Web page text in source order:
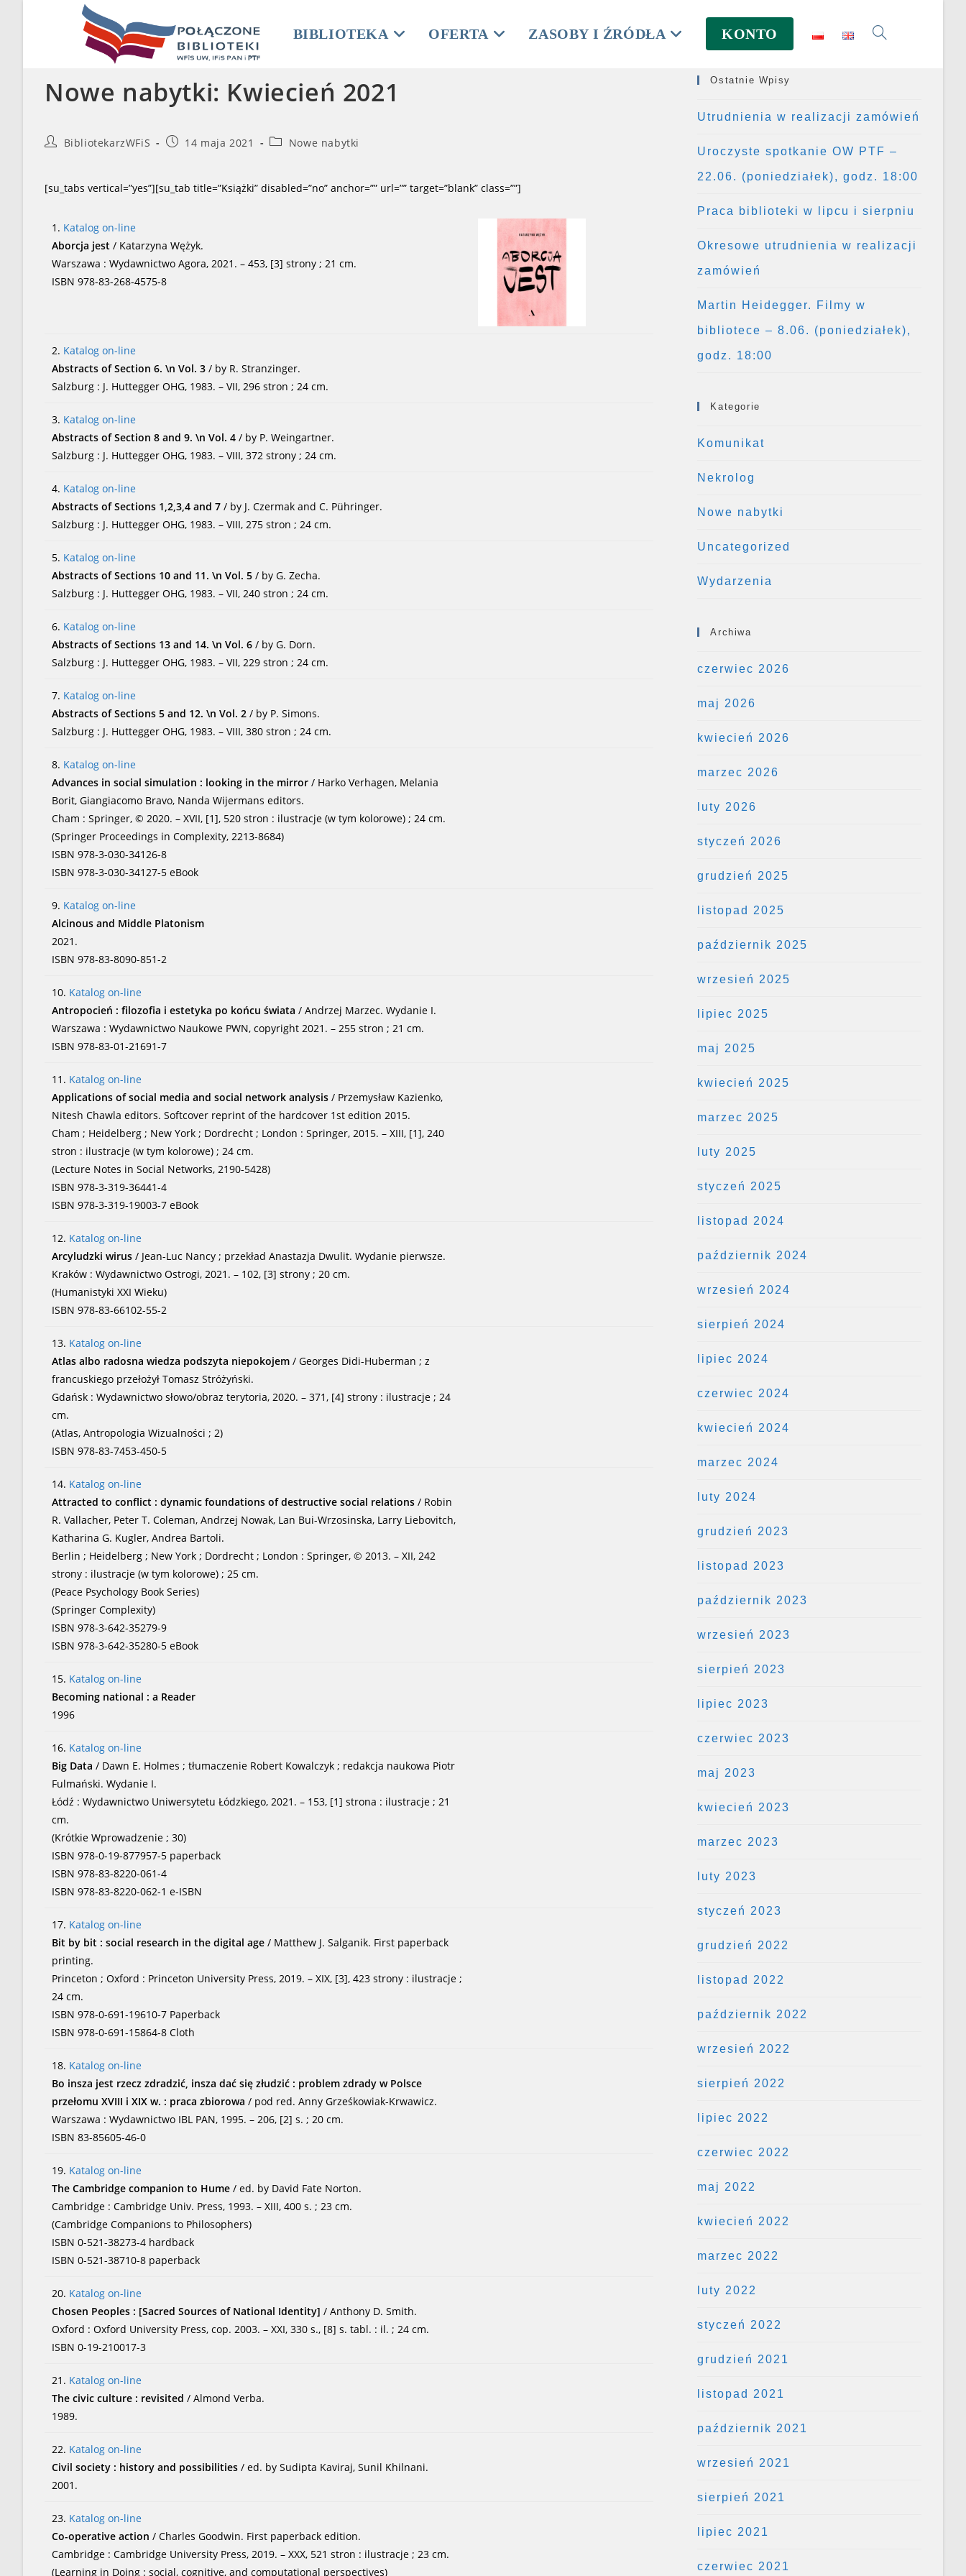
BIBLIOTEKA OFERTA ZASOBY I ŹRÓDŁA KONTO Toggle
search
Nowe nabytki: Kwiecień 2021
PostBibliotekarzWFiS
Post14 maja 2021
PostNowe nabytki
[su_tabs vertical=”yes”][su_tab title=”Książki” disabled=”no” anchor=”” url=”” target=”blank” class=””]
1. Katalog on-line
Aborcja jest / Katarzyna Wężyk.
Warszawa : Wydawnictwo Agora, 2021. – 453, [3] strony ; 21 cm.
ISBN 978-83-268-4575-8
2. Katalog on-line
Abstracts of Section 6. \n Vol. 3 / by R. Stranzinger.
Salzburg : J. Huttegger OHG, 1983. – VII, 296 stron ; 24 cm.
3. Katalog on-line
Abstracts of Section 8 and 9. \n Vol. 4 / by P. Weingartner.
Salzburg : J. Huttegger OHG, 1983. – VIII, 372 strony ; 24 cm.
4. Katalog on-line
Abstracts of Sections 1,2,3,4 and 7 / by J. Czermak and C. Pühringer.
Salzburg : J. Huttegger OHG, 1983. – VIII, 275 stron ; 24 cm.
5. Katalog on-line
Abstracts of Sections 10 and 11. \n Vol. 5 / by G. Zecha.
Salzburg : J. Huttegger OHG, 1983. – VII, 240 stron ; 24 cm.
6. Katalog on-line
Abstracts of Sections 13 and 14. \n Vol. 6 / by G. Dorn.
Salzburg : J. Huttegger OHG, 1983. – VII, 229 stron ; 24 cm.
7. Katalog on-line
Abstracts of Sections 5 and 12. \n Vol. 2 / by P. Simons.
Salzburg : J. Huttegger OHG, 1983. – VIII, 380 stron ; 24 cm.
8. Katalog on-line
Advances in social simulation : looking in the mirror / Harko Verhagen, Melania
Borit, Giangiacomo Bravo, Nanda Wijermans editors.
Cham : Springer, © 2020. – XVII, [1], 520 stron : ilustracje (w tym kolorowe) ; 24 cm.
(Springer Proceedings in Complexity, 2213-8684)
ISBN 978-3-030-34126-8
ISBN 978-3-030-34127-5 eBook
9. Katalog on-line
Alcinous and Middle Platonism
2021.
ISBN 978-83-8090-851-2
10. Katalog on-line
Antropocień : filozofia i estetyka po końcu świata / Andrzej Marzec. Wydanie I.
Warszawa : Wydawnictwo Naukowe PWN, copyright 2021. – 255 stron ; 21 cm.
ISBN 978-83-01-21691-7
11. Katalog on-line
Applications of social media and social network analysis / Przemysław Kazienko,
Nitesh Chawla editors. Softcover reprint of the hardcover 1st edition 2015.
Cham ; Heidelberg ; New York ; Dordrecht ; London : Springer, 2015. – XIII, [1], 240
stron : ilustracje (w tym kolorowe) ; 24 cm.
(Lecture Notes in Social Networks, 2190-5428)
ISBN 978-3-319-36441-4
ISBN 978-3-319-19003-7 eBook
12. Katalog on-line
Arcyludzki wirus / Jean-Luc Nancy ; przekład Anastazja Dwulit. Wydanie pierwsze.
Kraków : Wydawnictwo Ostrogi, 2021. – 102, [3] strony ; 20 cm.
(Humanistyki XXI Wieku)
ISBN 978-83-66102-55-2
13. Katalog on-line
Atlas albo radosna wiedza podszyta niepokojem / Georges Didi-Huberman ; z
francuskiego przełożył Tomasz Stróżyński.
Gdańsk : Wydawnictwo słowo/obraz terytoria, 2020. – 371, [4] strony : ilustracje ; 24
cm.
(Atlas, Antropologia Wizualności ; 2)
ISBN 978-83-7453-450-5
14. Katalog on-line
Attracted to conflict : dynamic foundations of destructive social relations / Robin
R. Vallacher, Peter T. Coleman, Andrzej Nowak, Lan Bui-Wrzosinska, Larry Liebovitch,
Katharina G. Kugler, Andrea Bartoli.
Berlin ; Heidelberg ; New York ; Dordrecht ; London : Springer, © 2013. – XII, 242
strony : ilustracje (w tym kolorowe) ; 25 cm.
(Peace Psychology Book Series)
(Springer Complexity)
ISBN 978-3-642-35279-9
ISBN 978-3-642-35280-5 eBook
15. Katalog on-line
Becoming national : a Reader
1996
16. Katalog on-line
Big Data / Dawn E. Holmes ; tłumaczenie Robert Kowalczyk ; redakcja naukowa Piotr
Fulmański. Wydanie I.
Łódź : Wydawnictwo Uniwersytetu Łódzkiego, 2021. – 153, [1] strona : ilustracje ; 21
cm.
(Krótkie Wprowadzenie ; 30)
ISBN 978-0-19-877957-5 paperback
ISBN 978-83-8220-061-4
ISBN 978-83-8220-062-1 e-ISBN
17. Katalog on-line
Bit by bit : social research in the digital age / Matthew J. Salganik. First paperback
printing.
Princeton ; Oxford : Princeton University Press, 2019. – XIX, [3], 423 strony : ilustracje ;
24 cm.
ISBN 978-0-691-19610-7 Paperback
ISBN 978-0-691-15864-8 Cloth
18. Katalog on-line
Bo insza jest rzecz zdradzić, insza dać się złudzić : problem zdrady w Polsce
przełomu XVIII i XIX w. : praca zbiorowa / pod red. Anny Grześkowiak-Krwawicz.
Warszawa : Wydawnictwo IBL PAN, 1995. – 206, [2] s. ; 20 cm.
ISBN 83-85605-46-0
19. Katalog on-line
The Cambridge companion to Hume / ed. by David Fate Norton.
Cambridge : Cambridge Univ. Press, 1993. – XIII, 400 s. ; 23 cm.
(Cambridge Companions to Philosophers)
ISBN 0-521-38273-4 hardback
ISBN 0-521-38710-8 paperback
20. Katalog on-line
Chosen Peoples : [Sacred Sources of National Identity] / Anthony D. Smith.
Oxford : Oxford University Press, cop. 2003. – XXI, 330 s., [8] s. tabl. : il. ; 24 cm.
ISBN 0-19-210017-3
21. Katalog on-line
The civic culture : revisited / Almond Verba.
1989.
22. Katalog on-line
Civil society : history and possibilities / ed. by Sudipta Kaviraj, Sunil Khilnani.
2001.
23. Katalog on-line
Co-operative action / Charles Goodwin. First paperback edition.
Cambridge : Cambridge University Press, 2019. – XXX, 521 stron : ilustracje ; 23 cm.
(Learning in Doing : social, cognitive, and computational perspectives)
Ostatnie Wpisy
Utrudnienia w realizacji zamówień
Uroczyste spotkanie OW PTF –
22.06. (poniedziałek), godz. 18:00
Praca biblioteki w lipcu i sierpniu
Okresowe utrudnienia w realizacji
zamówień
Martin Heidegger. Filmy w
bibliotece – 8.06. (poniedziałek),
godz. 18:00
Kategorie
Komunikat
Nekrolog
Nowe nabytki
Uncategorized
Wydarzenia
Archiwa
czerwiec 2026
maj 2026
kwiecień 2026
marzec 2026
luty 2026
styczeń 2026
grudzień 2025
listopad 2025
październik 2025
wrzesień 2025
lipiec 2025
maj 2025
kwiecień 2025
marzec 2025
luty 2025
styczeń 2025
listopad 2024
październik 2024
wrzesień 2024
sierpień 2024
lipiec 2024
czerwiec 2024
kwiecień 2024
marzec 2024
luty 2024
grudzień 2023
listopad 2023
październik 2023
wrzesień 2023
sierpień 2023
lipiec 2023
czerwiec 2023
maj 2023
kwiecień 2023
marzec 2023
luty 2023
styczeń 2023
grudzień 2022
listopad 2022
październik 2022
wrzesień 2022
sierpień 2022
lipiec 2022
czerwiec 2022
maj 2022
kwiecień 2022
marzec 2022
luty 2022
styczeń 2022
grudzień 2021
listopad 2021
październik 2021
wrzesień 2021
sierpień 2021
lipiec 2021
czerwiec 2021